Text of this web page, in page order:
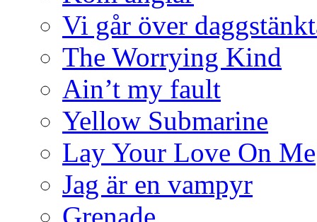
Vi går över
The Worrying Kind
Ain’t my fault
Yellow Submarine
Lay Your Love On Me
Jag är en vampyr
Grenade